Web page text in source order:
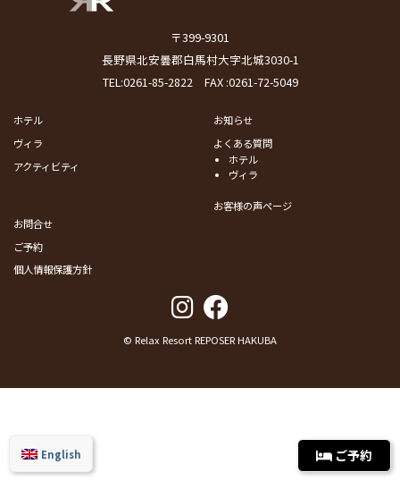
English
〒399-9301
長野県北安曇郡白馬村大字北城3030-1
TEL:0261-85-2822FAX :0261-72-5049
ホテル
ヴィラ
アクティビティ
お知らせ
よくある質問
ホテル
ヴィラ
お客様の声ページ
お問合せ
ご予約
個人情報保護方針
© Relax Resort REPOSER HAKUBA
ご予約